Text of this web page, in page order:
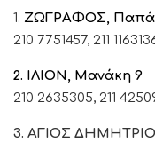
1. ΖΩΓΡΑΦΟΣ,
210 7751457, 211
2. ΙΛΙΟΝ, Μανάκη 9
210 2635305, 211
3. ΑΓΙΟΣ